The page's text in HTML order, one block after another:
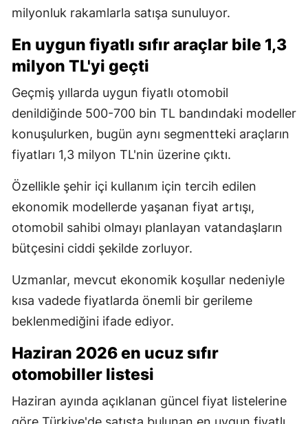
milyonluk rakamlarla satışa sunuluyor.
En uygun fiyatlı sıfır araçlar bile 1,3
milyon TL'yi geçti
Geçmiş yıllarda uygun fiyatlı otomobil
denildiğinde 500-700 bin TL bandındaki modeller
konuşulurken, bugün aynı segmentteki araçların
fiyatları 1,3 milyon TL'nin üzerine çıktı.
Özellikle şehir içi kullanım için tercih edilen
ekonomik modellerde yaşanan fiyat artışı,
otomobil sahibi olmayı planlayan vatandaşların
bütçesini ciddi şekilde zorluyor.
Uzmanlar, mevcut ekonomik koşullar nedeniyle
kısa vadede fiyatlarda önemli bir gerileme
beklenmediğini ifade ediyor.
Haziran 2026 en ucuz sıfır
otomobiller listesi
Haziran ayında açıklanan güncel fiyat listelerine